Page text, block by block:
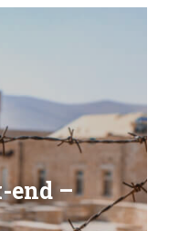
end –